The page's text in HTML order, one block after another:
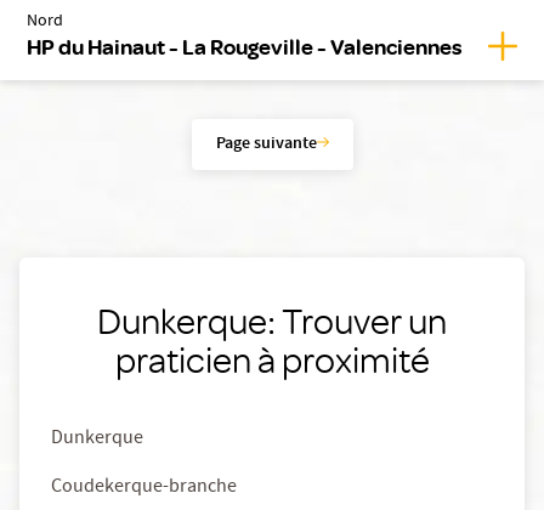
Nord
HP du Hainaut - La Rougeville - Valenciennes
Page suivante
Dunkerque: Trouver un
praticien à proximité
Dunkerque
Coudekerque-branche